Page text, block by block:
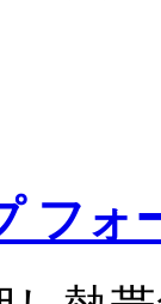
フォ